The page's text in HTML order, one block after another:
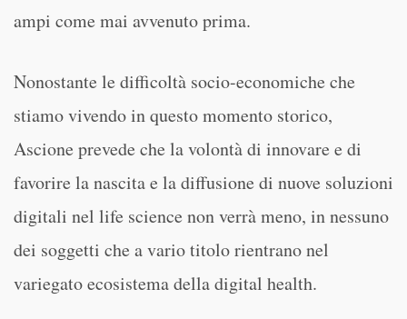
ampi come mai avvenuto prima.
Nonostante le difficoltà socio-economiche che
stiamo vivendo in questo momento storico,
Ascione prevede che la volontà di innovare e di
favorire la nascita e la diffusione di nuove soluzioni
digitali nel life science non verrà meno, in nessuno
dei soggetti che a vario titolo rientrano nel
variegato ecosistema della digital health.